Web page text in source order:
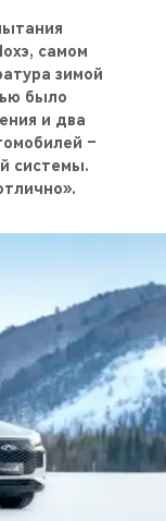
самом
зимой
было
и два
–
системы.